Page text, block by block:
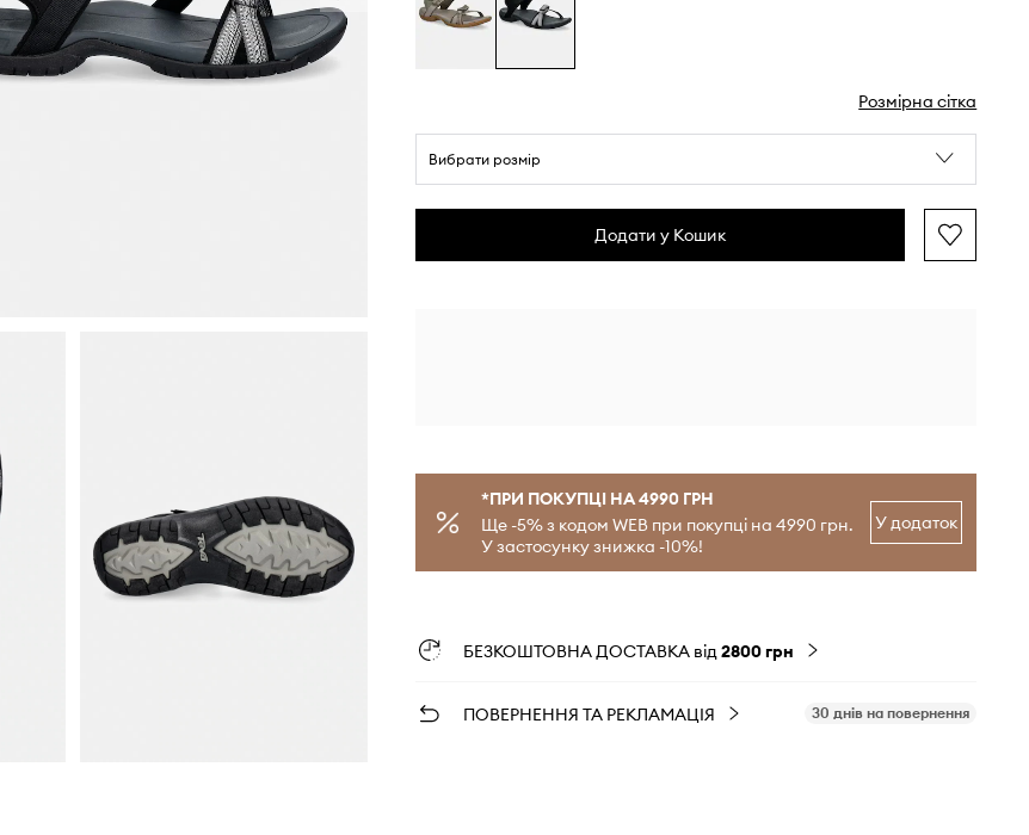
Розмірна сітка
Вибрати розмір
Додати у Кошик
*ПРИ ПОКУПЦІ НА 4990 ГРН
Ще -5% з кодом WEB при покупці на 4990 грн.
У застосунку знижка -10%!
У додаток
БЕЗКОШТОВНА ДОСТАВКА від2800 грн
ПОВЕРНЕННЯ ТА РЕКЛАМАЦІЯ 30 днів на повернення